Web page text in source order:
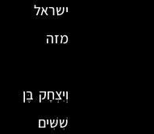
ישראל
מזה
וְיִצְחָק בֶּן
שִׁשִּׁים